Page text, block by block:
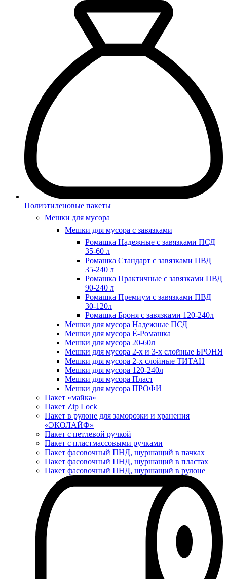
Полиэтиленовые пакеты
Мешки для мусора
Мешки для мусора с завязками
Ромашка Надежные с завязками ПСД
35-60 л
Ромашка Стандарт с завязками ПВД
35-240 л
Ромашка Практичные с завязками ПВД
90-240 л
Ромашка Премиум с завязками ПВД
30-120л
Ромашка Броня с завязками 120-240л
Мешки для мусора Надежные ПСД
Мешки для мусора Ё-Ромашка
Мешки для мусора 20-60л
Мешки для мусора 2-х и 3-х слойные БРОНЯ
Мешки для мусора 2-х слойные ТИТАН
Мешки для мусора 120-240л
Мешки для мусора Пласт
Мешки для мусора ПРОФИ
Пакет «майка»
Пакет Zip Lock
Пакет в рулоне для заморозки и хранения
«ЭКОЛАЙФ»
Пакет с петлевой ручкой
Пакет с пластмассовыми ручками
Пакет фасовочный ПНД, шуршащий в пачках
Пакет фасовочный ПНД, шуршащий в пластах
Пакет фасовочный ПНД, шуршащий в рулоне